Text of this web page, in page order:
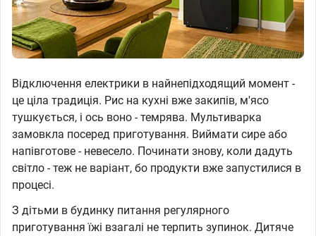
Відключення електрики в найнепідходящий момент -
це ціла традиція. Рис на кухні вже закипів, м'ясо
тушкується, і ось воно - темрява. Мультиварка
замовкла посеред приготування. Виймати сире або
напівготове - невесело. Починати знову, коли дадуть
світло - теж не варіант, бо продукти вже запустилися в
процесі.
З дітьми в будинку питання регулярного
приготування їжі взагалі не терпить зупинок. Дитяче